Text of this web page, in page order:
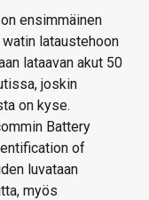
ensimmäinen
lataustehoon
lataavan akut 50
joskin
on kyse.
Battery
of
luvataan
myös